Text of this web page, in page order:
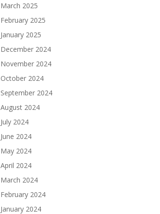
March 2025
February 2025
January 2025
December 2024
November 2024
October 2024
September 2024
August 2024
July 2024
June 2024
May 2024
April 2024
March 2024
February 2024
January 2024